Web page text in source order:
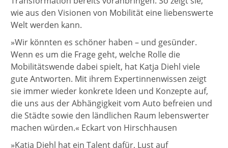
wie aus den Visionen von Mobilität eine liebenswerte
Welt werden kann.
»Wir könnten es schöner haben – und gesünder.
Wenn es um die Frage geht, welche Rolle die
Mobilitätswende dabei spielt, hat Katja Diehl viele
gute Antworten. Mit ihrem Expertinnenwissen zeigt
sie immer wieder konkrete Ideen und Konzepte auf,
die uns aus der Abhängigkeit vom Auto befreien und
die Städte sowie den ländlichen Raum lebenswerter
machen würden.« Eckart von Hirschhausen
»Katja Diehl hat ein Talent dafür, Lust auf